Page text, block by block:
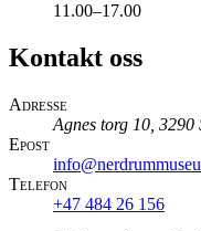
11.00–17.00
Kontakt oss
Adresse
Agnes torg 10, 3290
Epost
Telefon
+47 484 26 156